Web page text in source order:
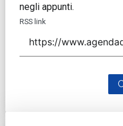
negli appunti.
RSS link